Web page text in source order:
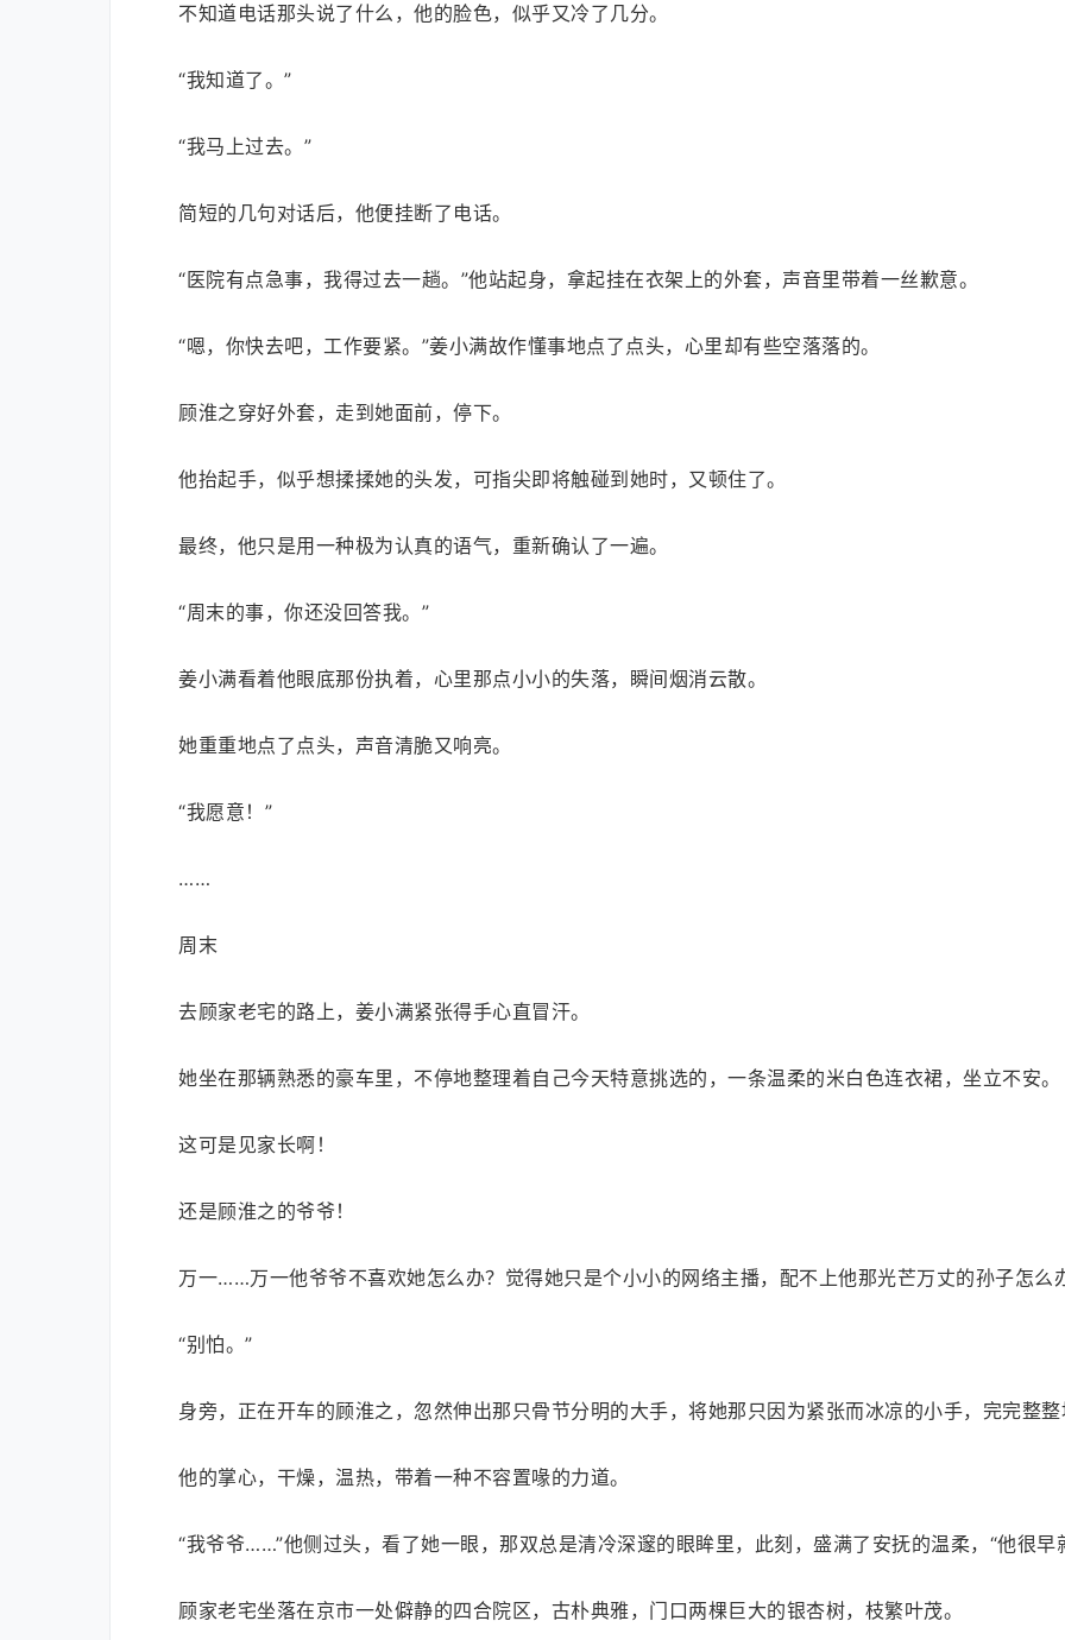
不知道电话那头说了什么，他的脸色，似乎又冷了几分。
“我知道了。”
“我马上过去。”
简短的几句对话后，他便挂断了电话。
“医院有点急事，我得过去一趟。”他站起身，拿起挂在衣架上的外套，声音里带着一丝歉意。
“嗯，你快去吧，工作要紧。”姜小满故作懂事地点了点头，心里却有些空落落的。
顾淮之穿好外套，走到她面前，停下。
他抬起手，似乎想揉揉她的头发，可指尖即将触碰到她时，又顿住了。
最终，他只是用一种极为认真的语气，重新确认了一遍。
“周末的事，你还没回答我。”
姜小满看着他眼底那份执着，心里那点小小的失落，瞬间烟消云散。
她重重地点了点头，声音清脆又响亮。
“我愿意！”
……
周末
去顾家老宅的路上，姜小满紧张得手心直冒汗。
她坐在那辆熟悉的豪车里，不停地整理着自己今天特意挑选的，一条温柔的米白色连衣裙，坐立不安。
这可是见家长啊！
还是顾淮之的爷爷！
万一……万一他爷爷不喜欢她怎么办？觉得她只是个小小的网络主播，配不上他那光芒万丈的孙子怎么
“别怕。”
身旁，正在开车的顾淮之，忽然伸出那只骨节分明的大手，将她那只因为紧张而冰凉的小手，完完整
他的掌心，干燥，温热，带着一种不容置喙的力道。
“我爷爷……”他侧过头，看了她一眼，那双总是清冷深邃的眼眸里，此刻，盛满了安抚的温柔，“他很早
顾家老宅坐落在京市一处僻静的四合院区，古朴典雅，门口两棵巨大的银杏树，枝繁叶茂。